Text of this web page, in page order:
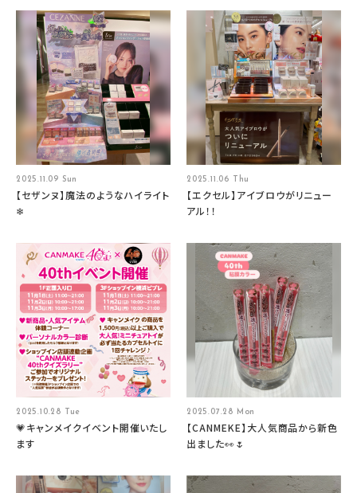
2025.11.09 Sun
【セザンヌ】魔法のようなハイライト
❄
2025.11.06 Thu
【エクセル】アイブロウがリニュー
アル！！
2025.10.28 Tue
💗キャンメイクイベント開催いたし
ます
2025.07.28 Mon
【CANMEKE】大人気商品から新色
出ました👀🌷